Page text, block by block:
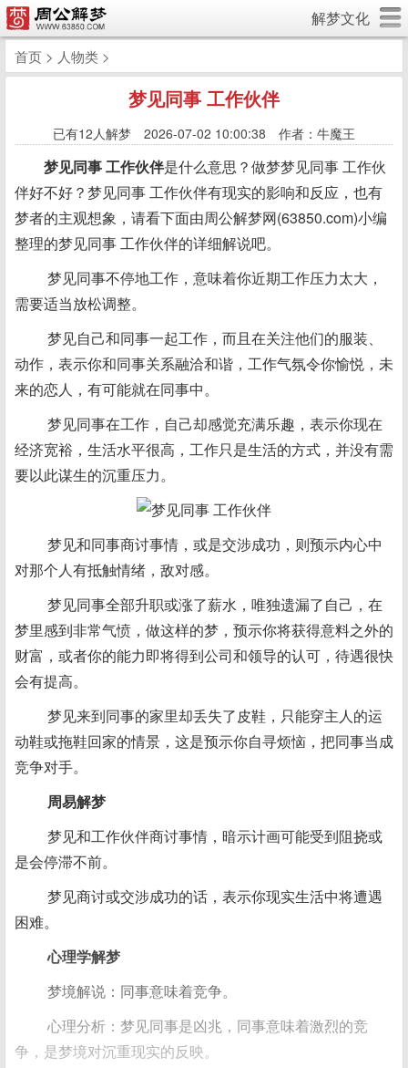
解梦文化
首页 > 人物类 >
梦见同事 工作伙伴
已有12人解梦 2026-07-02 10:00:38 作者：牛魔王
梦见同事 工作伙伴是什么意思？做梦梦见同事 工作伙
伴好不好？梦见同事 工作伙伴有现实的影响和反应，也有
梦者的主观想象，请看下面由周公解梦网(63850.com)小编
整理的梦见同事 工作伙伴的详细解说吧。
梦见同事不停地工作，意味着你近期工作压力太大，
需要适当放松调整。
梦见自己和同事一起工作，而且在关注他们的服装、
动作，表示你和同事关系融洽和谐，工作气氛令你愉悦，未
来的恋人，有可能就在同事中。
梦见同事在工作，自己却感觉充满乐趣，表示你现在
经济宽裕，生活水平很高，工作只是生活的方式，并没有需
要以此谋生的沉重压力。
梦见和同事商讨事情，或是交涉成功，则预示内心中
对那个人有抵触情绪，敌对感。
梦见同事全部升职或涨了薪水，唯独遗漏了自己，在
梦里感到非常气愤，做这样的梦，预示你将获得意料之外的
财富，或者你的能力即将得到公司和领导的认可，待遇很快
会有提高。
梦见来到同事的家里却丢失了皮鞋，只能穿主人的运
动鞋或拖鞋回家的情景，这是预示你自寻烦恼，把同事当成
竞争对手。
周易解梦
梦见和工作伙伴商讨事情，暗示计画可能受到阻挠或
是会停滞不前。
梦见商讨或交涉成功的话，表示你现实生活中将遭遇
困难。
心理学解梦
梦境解说：同事意味着竞争。
心理分析：梦见同事是凶兆，同事意味着激烈的竞
争，是梦境对沉重现实的反映。